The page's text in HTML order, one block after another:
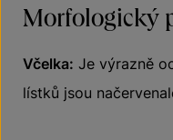
Morfologický
Včelka: Je výrazně
lístků jsou